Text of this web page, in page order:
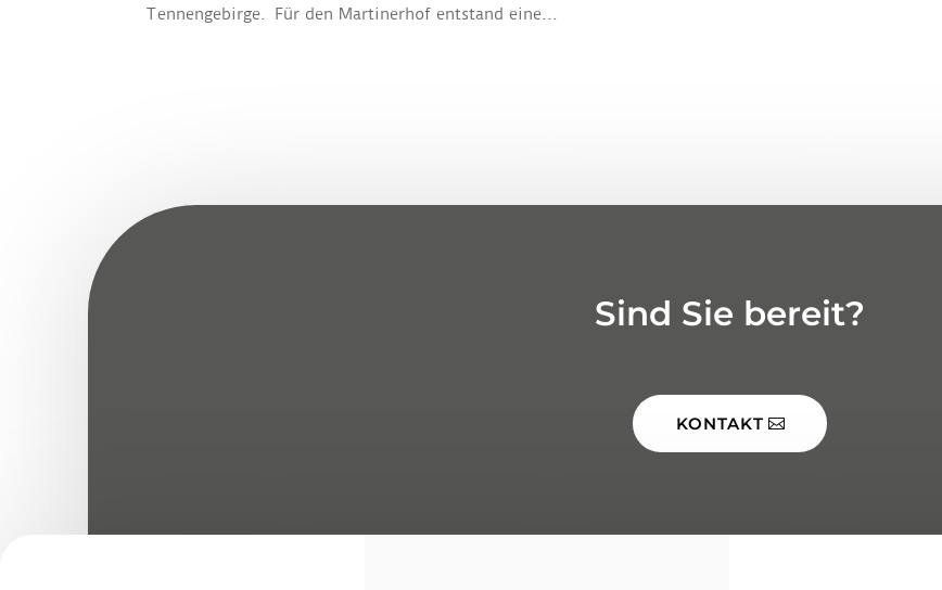
Tennengebirge. Für den Martinerhof entstand eine...
Sind Sie bereit?
KONTAKT